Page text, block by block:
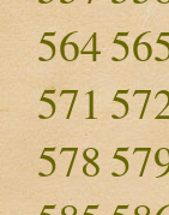
564
571
578